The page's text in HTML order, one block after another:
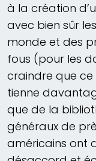
à la création
avec bien sûr
monde et des
fous (pour les
craindre que ce
tienne
que de la
généraux de
américains ont